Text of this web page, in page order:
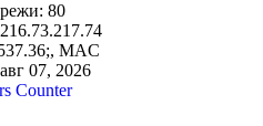
80
MAC
07, 2026
Counter